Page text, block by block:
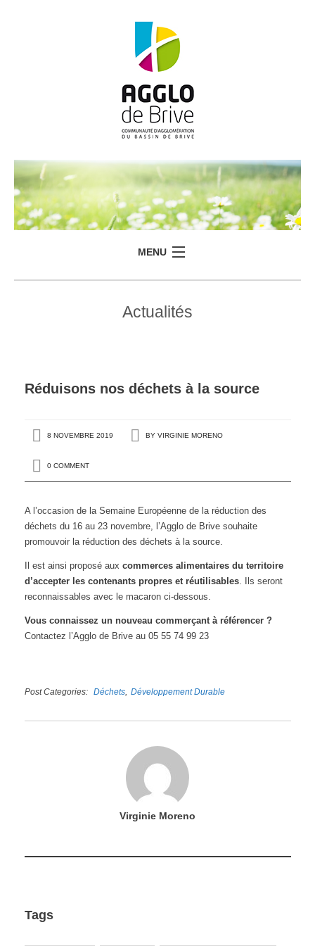
MENU
Actualités
Réduisons nos déchets à la source
8 NOVEMBRE 2019 BY VIRGINIE MORENO
0 COMMENT
A l’occasion de la Semaine Européenne de la réduction des
déchets du 16 au 23 novembre, l’Agglo de Brive souhaite
promouvoir la réduction des déchets à la source.
Il est ainsi proposé aux commerces alimentaires du territoire
d’accepter les contenants propres et réutilisables. Ils seront
reconnaissables avec le macaron ci-dessous.
Vous connaissez un nouveau commerçant à référencer ?
Contactez l’Agglo de Brive au 05 55 74 99 23
Post Categories Déchets Développement Durable
Virginie Moreno
Tags